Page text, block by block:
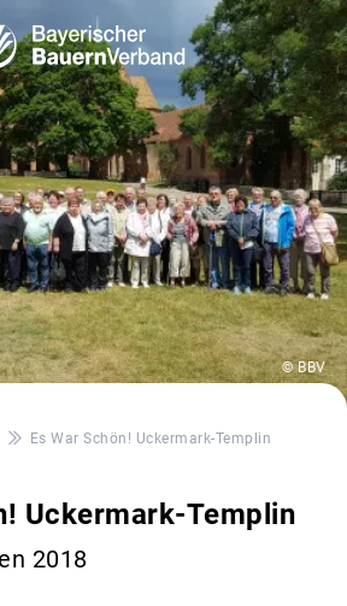
© BBV
Es War Schön! Uckermark-Templin
Uckermark-Templin
2018